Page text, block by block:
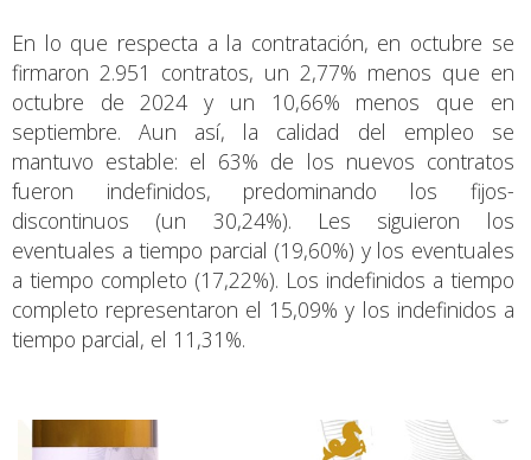
En lo que respecta a la contratación, en octubre se
firmaron 2.951 contratos, un 2,77% menos que en
octubre de 2024 y un 10,66% menos que en
septiembre. Aun así, la calidad del empleo se
mantuvo estable: el 63% de los nuevos contratos
fueron indefinidos, predominando los fijos-
discontinuos (un 30,24%). Les siguieron los
eventuales a tiempo parcial (19,60%) y los eventuales
a tiempo completo (17,22%). Los indefinidos a tiempo
completo representaron el 15,09% y los indefinidos a
tiempo parcial, el 11,31%.